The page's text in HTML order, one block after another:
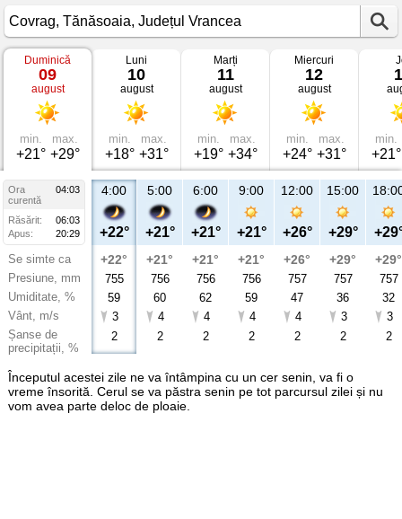
Vremea
Covrag
Tănăsoaia,
Județul
Vrancea
Duminică
09
august
min.
+21°
max.
+29°
Luni
10
august
min.
+18°
max.
+31°
Marți
11
august
min.
+19°
max.
+34°
Miercuri
12
august
min.
+24°
max.
+31°
min.
+21°
Ora
04:03
curentă
Răsărit:
06:03
Apus:
20:29
Se simte ca
Presiune, mm
Umiditate, %
Vânt, m/s
Șanse de
precipitații, %
4:00
+22°
+22°
755
59
3
2
5:00
+21°
+21°
756
60
4
2
6:00
+21°
+21°
756
62
4
2
9:00
+21°
+21°
756
59
4
2
12:00
+26°
+26°
757
47
4
2
15:00
+29°
+29°
757
36
3
2
+29°
757
32
3
2
Începutul acestei zile ne va întâmpina cu un cer senin, va fi o
vreme însorită. Cerul se va păstra senin pe tot parcursul zilei și nu
vom avea parte deloc de ploaie.